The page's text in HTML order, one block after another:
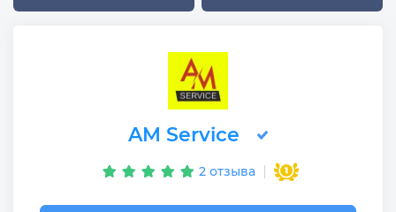
AM Service
2 отзыва